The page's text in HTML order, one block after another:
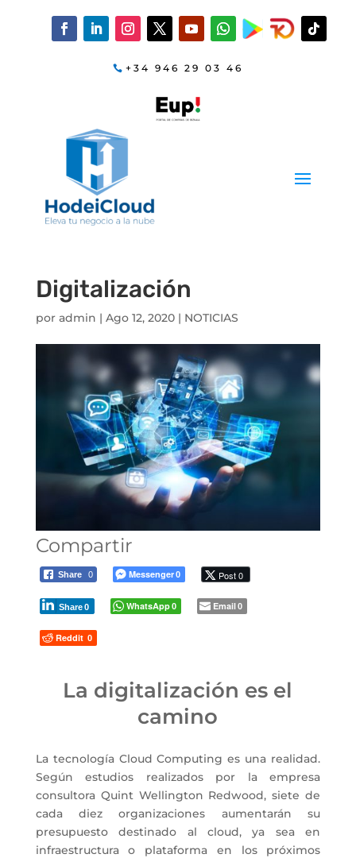
+34 946 29 03 46
Digitalización
por admin | Ago 12, 2020| NOTICIAS
Compartir
Share 0 Messenger0 Post 0
Share0 WhatsApp0 Email0
Reddit 0
La digitalización es el
camino
La tecnología Cloud Computing es una realidad.
Según estudios realizados por la empresa
consultora Quint Wellington Redwood, siete de
cada diez organizaciones aumentarán su
presupuesto destinado al cloud, ya sea en
infraestructura o plataforma en los próximos